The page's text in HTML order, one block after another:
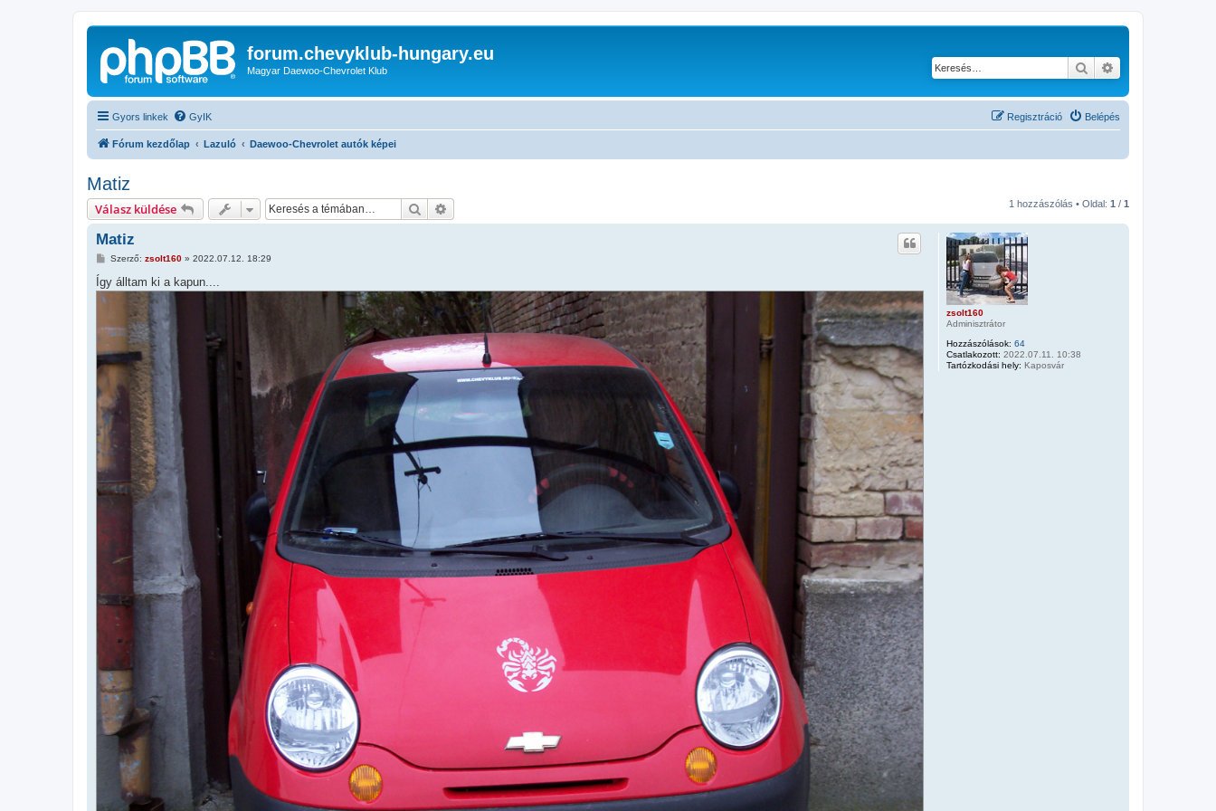
forum.chevyklub-hungary.eu
Magyar Daewoo-Chevrolet Klub Keresés
Gyors linkek GyIK Belépés
Regisztráció
Fórum kezdőlap Lazuló Daewoo-Chevrolet autók képei
Matiz
Válasz küldése Keresés 1 hozzászólás • Oldal: 1 / 1
zsolt160
Adminisztrátor
Hozzászólások: 64
Csatlakozott: 2022.07.11. 10:38
Tartózkodási hely: Kaposvár
Matiz
H
z
z
l
á
s
Szerző: zsolt160» 2022.07.12. 18:29
Így álltam ki a kapun....